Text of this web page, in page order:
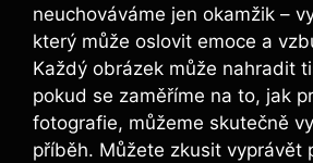
neuchováváme jen okamžik –
který může oslovit emoce a
Každý obrázek může nahradit
pokud se zaměříme na to, jak
fotografie, můžeme skutečně
příběh. Můžete zkusit vyprávět